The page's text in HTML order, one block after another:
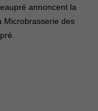
annoncent la
Microbrasserie des